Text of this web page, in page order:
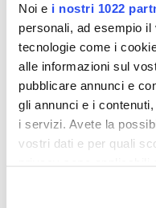
Noi e i nostri 1022
personali, ad esempio
tecnologie come i
alle informazioni sul
pubblicare annunci e
gli annunci e i
i servizi. Avete la
vostri dati e per quali
modificare o revocare il
ADRIANI & ROSSI
SILBERWANDPAPIER
€ 178,95 € 146,74
1 2 12 p
und
Zuhauses mit Stil und